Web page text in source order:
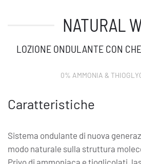
NATURAL
LOZIONE ONDULANTE CON
0% AMMONIA &
Caratteristiche
Sistema ondulante di nuova
modo naturale sulla struttura